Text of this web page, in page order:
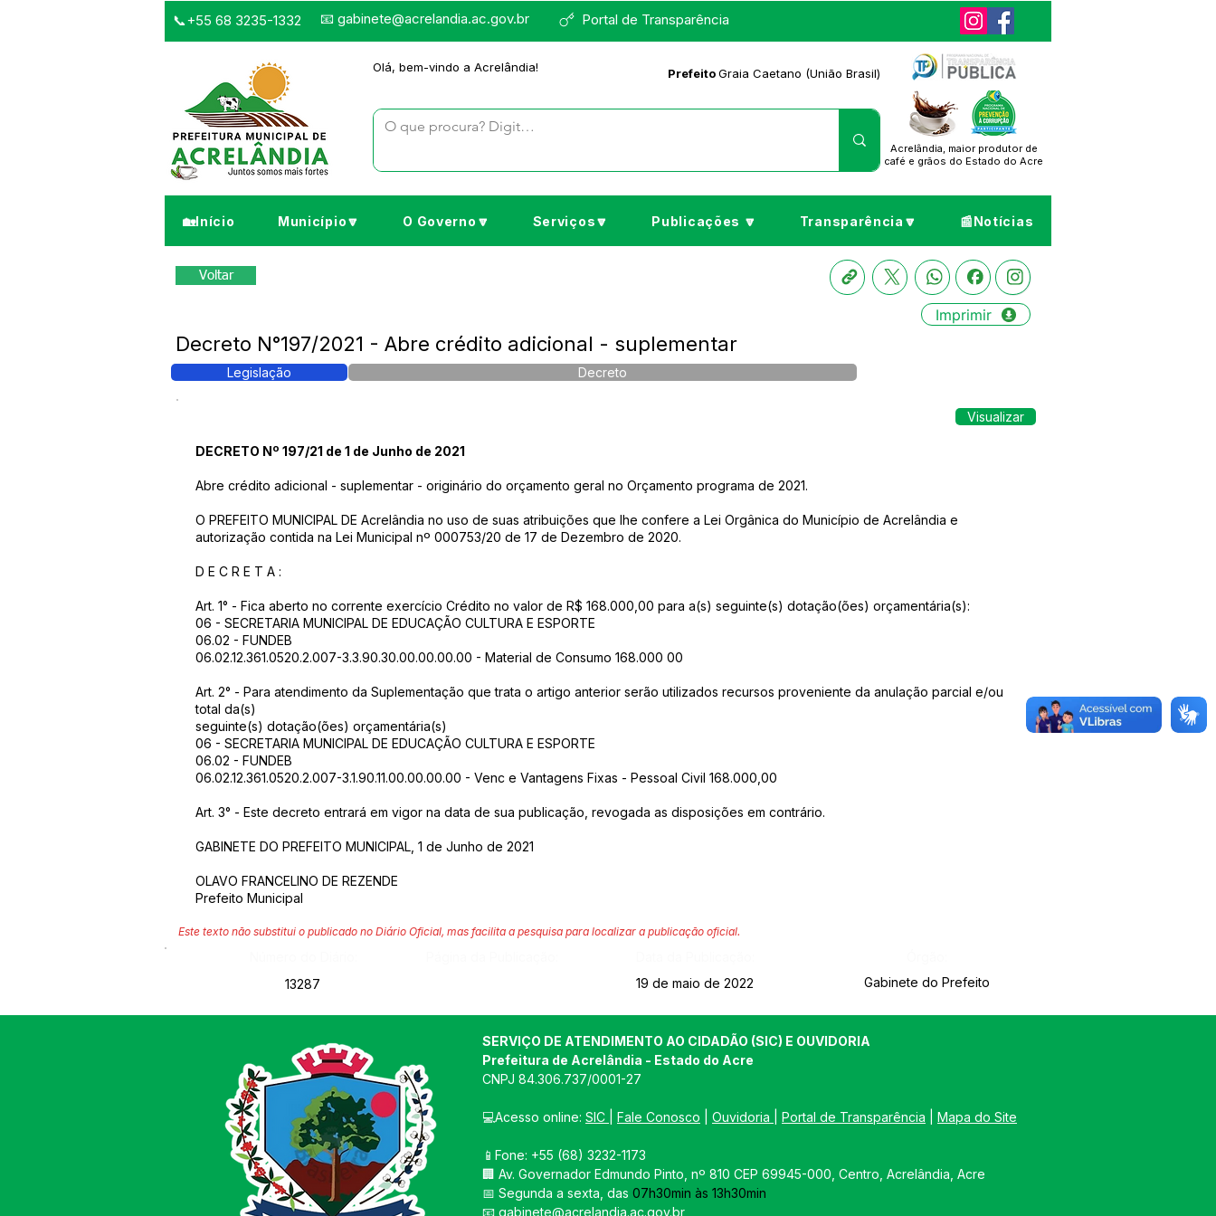
Portal de Transparência
📞+55 68 3235-1332 📧 gabinete@acrelandia.ac.gov.br
Olá, bem-vindo a Acrelândia! PrefeitoGraia Caetano (União Brasil)
Acrelândia, maior produtor de
café e grãos do Estado do Acre
🏡Início Município🔽 O Governo🔽 Serviços🔽 Publicações 🔽 Transparência🔽 📰Notícias
Voltar
Imprimir
Decreto N°197/2021 - Abre crédito adicional - suplementar
Legislação Decreto
Visualizar
DECRETO Nº 197/21 de 1 de Junho de 2021
Abre crédito adicional - suplementar - originário do orçamento geral no Orçamento programa de 2021.
O PREFEITO MUNICIPAL DE Acrelândia no uso de suas atribuições que lhe confere a Lei Orgânica do Município de Acrelândia e
autorização contida na Lei Municipal nº 000753/20 de 17 de Dezembro de 2020.
D E C R E T A :
Art. 1° - Fica aberto no corrente exercício Crédito no valor de R$ 168.000,00 para a(s) seguinte(s) dotação(ões) orçamentária(s):
06 - SECRETARIA MUNICIPAL DE EDUCAÇÃO CULTURA E ESPORTE
06.02 - FUNDEB
06.02.12.361.0520.2.007-3.3.90.30.00.00.00.00 - Material de Consumo 168.000 00
Art. 2° - Para atendimento da Suplementação que trata o artigo anterior serão utilizados recursos proveniente da anulação parcial e/ou
total da(s)
seguinte(s) dotação(ões) orçamentária(s)
06 - SECRETARIA MUNICIPAL DE EDUCAÇÃO CULTURA E ESPORTE
06.02 - FUNDEB
06.02.12.361.0520.2.007-3.1.90.11.00.00.00.00 - Venc e Vantagens Fixas - Pessoal Civil 168.000,00
Art. 3° - Este decreto entrará em vigor na data de sua publicação, revogada as disposições em contrário.
GABINETE DO PREFEITO MUNICIPAL, 1 de Junho de 2021
OLAVO FRANCELINO DE REZENDE
Prefeito Municipal
Este texto não substitui o publicado no Diário Oficial, mas facilita a pesquisa para localizar a publicação oficial.
13287
19 de maio de 2022 Gabinete do Prefeito
SERVIÇO DE ATENDIMENTO AO CIDADÃO (SIC) E OUVIDORIA
Prefeitura de Acrelândia - Estado do Acre
CNPJ 84.306.737/0001-27
💻Acesso online: SIC Fale Conosco Ouvidoria Portal de Transparência Mapa do Site
📱Fone: +55 (68) 3232-1173
🏢 Av. Governador Edmundo Pinto, nº 810 CEP 69945-000, Centro, Acrelândia, Acre
📅 Segunda a sexta, das 07h30min às 13h30min
📧 gabinete@acrelandia.ac.gov.br